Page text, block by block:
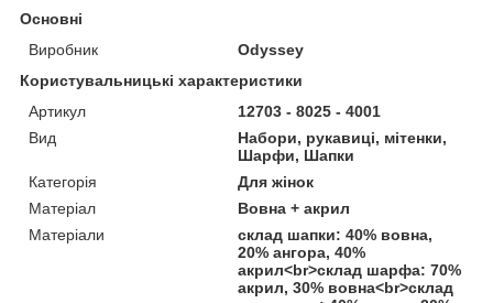
Основні
Виробник
Odyssey
Користувальницькі характеристики
Артикул
12703 - 8025 - 4001
Вид
Набори, рукавиці, мітенки,
Шарфи, Шапки
Категорія
Для жінок
Матеріал
Вовна + акрил
Матеріали
склад шапки: 40% вовна,
20% ангора, 40%
акрил<br>склад шарфа: 70%
акрил, 30% вовна<br>склад